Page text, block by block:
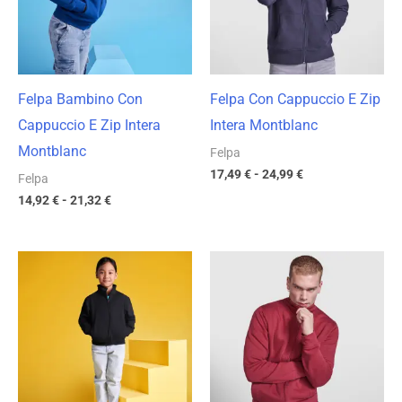
Felpa Bambino Con
Cappuccio E Zip Intera
Montblanc
Felpa
14,92€- 21,32€
Felpa Con Cappuccio E Zip
Intera Montblanc
Felpa
17,49€- 24,99€
24,99 €
Fascia
di
prezzo:
14,25 €
20,35 €
Fascia
di
prezzo:
da
17,47 €
a
24,95 €